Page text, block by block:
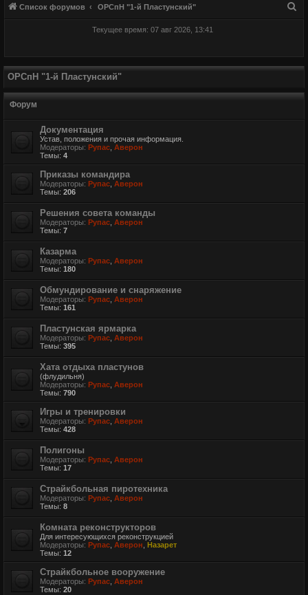
Список форумов ОРСпН "1-й Пластунский"
Текущее время: 07 авг 2026, 13:41
ОРСпН "1-й Пластунский"
Форум
Документация
Устав, положения и прочая информация.
Модераторы: Рупас Аверон
Темы: 4
Приказы командира
Модераторы: Рупас Аверон
Темы: 206
Решения совета команды
Модераторы: Рупас Аверон
Темы: 7
Казарма
Модераторы: Рупас Аверон
Темы: 180
Обмундирование и снаряжение
Модераторы: Рупас Аверон
Темы: 161
Пластунская ярмарка
Модераторы: Рупас Аверон
Темы: 395
Хата отдыха пластунов
(флудильня)
Модераторы: Рупас Аверон
Темы: 790
Игры и тренировки
Модераторы: Рупас Аверон
Темы: 428
Полигоны
Модераторы: Рупас Аверон
Темы: 17
Страйкбольная пиротехника
Модераторы: Рупас Аверон
Темы: 8
Комната реконструкторов
Для интересующихся реконструкцией
Модераторы: Рупас Аверон Назарет
Темы: 12
Страйкбольное вооружение
Модераторы: Рупас Аверон
Темы: 20